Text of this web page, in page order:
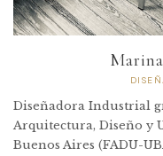
Diseñadora Industrial
Arquitectura, Diseño y
Buenos Aires (FADU-